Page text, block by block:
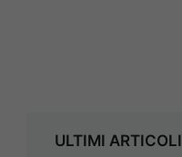
ULTIMI ARTICOLI